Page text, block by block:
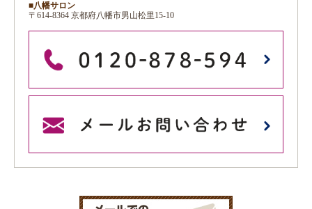
■八幡サロン
〒614-8364 京都府八幡市男山松里15-10